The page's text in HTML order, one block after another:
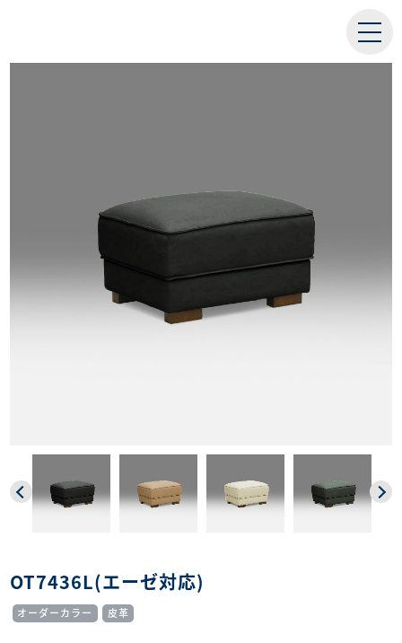
OT7436L(エーゼ対応)
オーダーカラー 皮革